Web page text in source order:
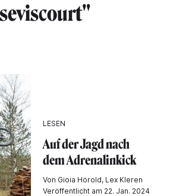
LESEN
Auf der Jagd nach
dem Adrenalinkick
Von Gioia Hörold, Lex Kleren
Veröffentlicht am 22. Jan. 2024